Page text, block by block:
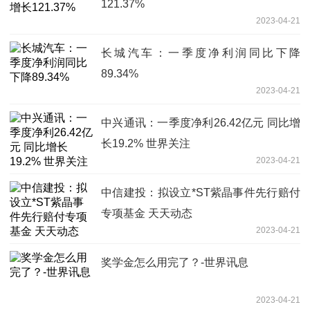
121.37%
2023-04-21
长城汽车：一季度净利润同比下降
89.34%
2023-04-21
中兴通讯：一季度净利26.42亿元 同比增
长19.2% 世界关注
2023-04-21
中信建投：拟设立*ST紫晶事件先行赔付
专项基金 天天动态
2023-04-21
奖学金怎么用完了？-世界讯息
2023-04-21